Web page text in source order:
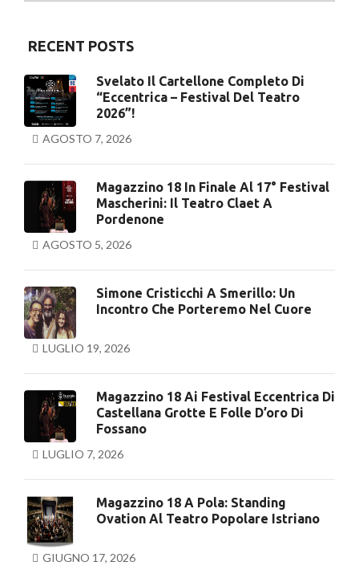
RECENT POSTS
Svelato Il Cartellone Completo Di
“Eccentrica – Festival Del Teatro
2026”!
AGOSTO 7, 2026
Magazzino 18 In Finale Al 17° Festival
Mascherini: Il Teatro Claet A
Pordenone
AGOSTO 5, 2026
Simone Cristicchi A Smerillo: Un
Incontro Che Porteremo Nel Cuore
LUGLIO 19, 2026
Magazzino 18 Ai Festival Eccentrica Di
Castellana Grotte E Folle D’oro Di
Fossano
LUGLIO 7, 2026
Magazzino 18 A Pola: Standing
Ovation Al Teatro Popolare Istriano
GIUGNO 17, 2026